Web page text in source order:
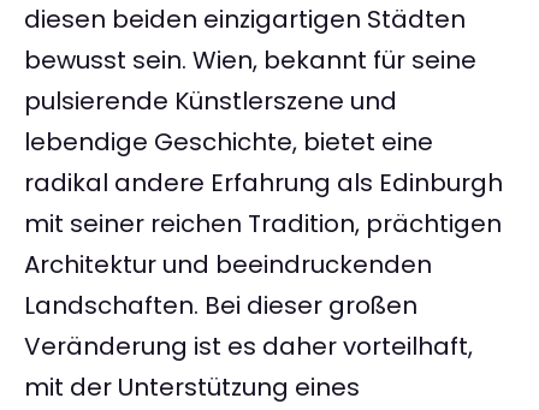
diesen beiden einzigartigen Städten
bewusst sein. Wien, bekannt für seine
pulsierende Künstlerszene und
lebendige Geschichte, bietet eine
radikal andere Erfahrung als Edinburgh
mit seiner reichen Tradition, prächtigen
Architektur und beeindruckenden
Landschaften. Bei dieser großen
Veränderung ist es daher vorteilhaft,
mit der Unterstützung eines